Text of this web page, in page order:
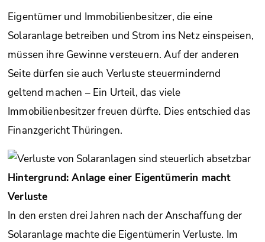
Eigentümer und Immobilienbesitzer, die eine
Solaranlage betreiben und Strom ins Netz einspeisen,
müssen ihre Gewinne versteuern. Auf der anderen
Seite dürfen sie auch Verluste steuermindernd
geltend machen – Ein Urteil, das viele
Immobilienbesitzer freuen dürfte. Dies entschied das
Finanzgericht Thüringen.
Hintergrund: Anlage einer Eigentümerin macht
Verluste
In den ersten drei Jahren nach der Anschaffung der
Solaranlage machte die Eigentümerin Verluste. Im